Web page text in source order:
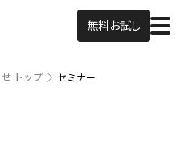
無料お試し
トップ セミナー